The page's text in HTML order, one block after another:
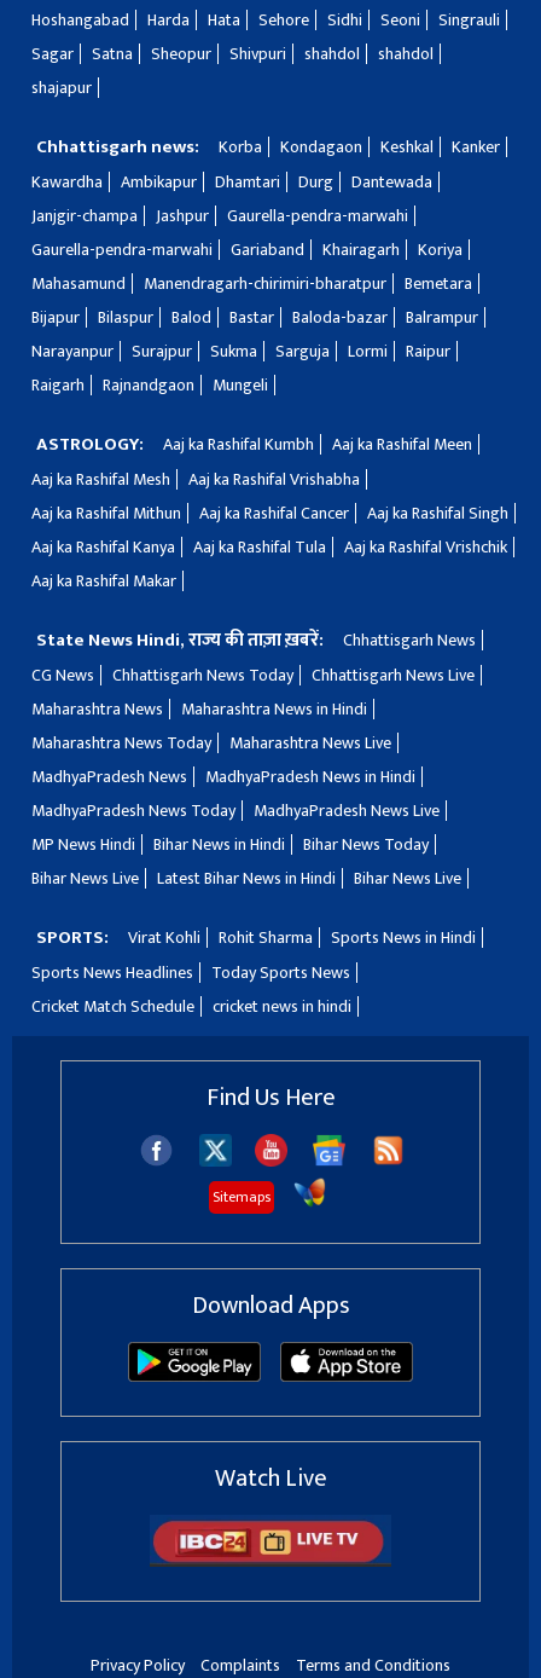
Hoshangabad
Harda Hata Sehore Sidhi Seoni
Singrauli
Sagar
Satna Sheopur Shivpuri shahdol
shahdol
shajapur
Chhattisgarh news: Korba Kondagaon Keshkal
Kanker
Kawardha
Ambikapur Dhamtari Durg
Dantewada
Janjgir-champa
Jashpur
Gaurella-pendra-marwahi
Gaurella-pendra-marwahi
Gariaband Khairagarh
Koriya
Mahasamund
Manendragarh-chirimiri-bharatpur
Bemetara
Bijapur
Bilaspur Balod Bastar Baloda-bazar
Balrampur
Narayanpur
Surajpur Sukma Sarguja Lormi
Raipur
Raigarh
Rajnandgaon Mungeli
ASTROLOGY: Aaj ka Rashifal Kumbh
Aaj ka Rashifal Meen
Aaj ka Rashifal Mesh
Aaj ka Rashifal Vrishabha
Aaj ka Rashifal Mithun
Aaj ka Rashifal Cancer
Aaj ka Rashifal Singh
Aaj ka Rashifal Kanya
Aaj ka Rashifal Tula
Aaj ka Rashifal Vrishchik
Aaj ka Rashifal Makar
State News Hindi, राज्य की ताज़ा ख़बरें:
Chhattisgarh News
CG News
Chhattisgarh News Today
Chhattisgarh News Live
Maharashtra News
Maharashtra News in Hindi
Maharashtra News Today
Maharashtra News Live
MadhyaPradesh News
MadhyaPradesh News in Hindi
MadhyaPradesh News Today
MadhyaPradesh News Live
MP News Hindi
Bihar News in Hindi
Bihar News Today
Bihar News Live
Latest Bihar News in Hindi Bihar News Live
SPORTS: Virat Kohli Rohit Sharma
Sports News in Hindi
Sports News Headlines
Today Sports News
Cricket Match Schedule
cricket news in hindi
Find Us Here
Sitemaps
Download Apps
Watch Live
Privacy Policy Complaints Terms and Conditions